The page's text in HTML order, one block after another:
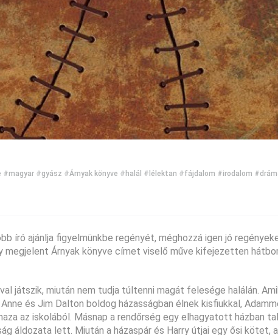
#magyar #gyász #Árnyak könyve #halál #lélektan #fájdalom #irodalom
író ajánlja figyelmünkbe regényét, méghozzá igen jó
Árnyak könyve címet viselő műve kifejezetten
játszik, miután nem tudja túltenni magát felesége halálán.
és Jim Dalton boldog házasságban élnek kisfiukkal,
az iskolából. Másnap a rendőrség egy elhagyatott házban
lett. Miután a házaspár és Harry útjai egy ősi kötet,